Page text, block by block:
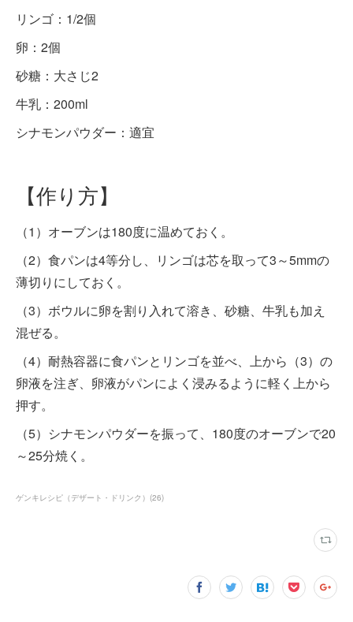
リンゴ：1/2個
卵：2個
砂糖：大さじ2
牛乳：200ml
シナモンパウダー：適宜
【作り方】
（1）オーブンは180度に温めておく。
（2）食パンは4等分し、リンゴは芯を取って3～5mmの
薄切りにしておく。
（3）ボウルに卵を割り入れて溶き、砂糖、牛乳も加え
混ぜる。
（4）耐熱容器に食パンとリンゴを並べ、上から（3）の
卵液を注ぎ、卵液がパンによく浸みるように軽く上から
押す。
（5）シナモンパウダーを振って、180度のオーブンで20
～25分焼く。
ゲンキレシピ（デザート・ドリンク） (26)